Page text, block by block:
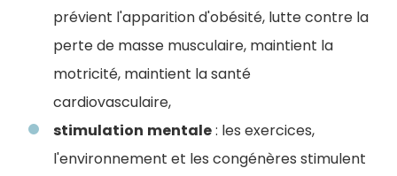
prévient l'apparition d'obésité, lutte contre la
perte de masse musculaire, maintient la
motricité, maintient la santé
cardiovasculaire,
stimulation mentale: les exercices,
l'environnement et les congénères stimulent